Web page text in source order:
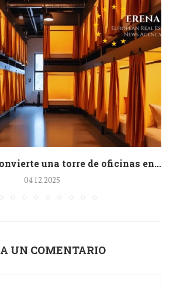
una torre de oficinas en...
04.12.2025
UN COMENTARIO